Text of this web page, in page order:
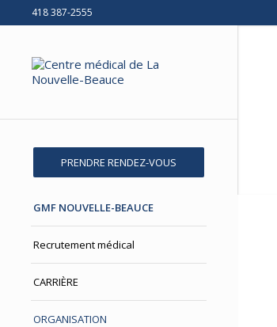
418 387-2555
PRENDRE RENDEZ-VOUS
GMF NOUVELLE-BEAUCE
Recrutement médical
CARRIÈRE
ORGANISATION